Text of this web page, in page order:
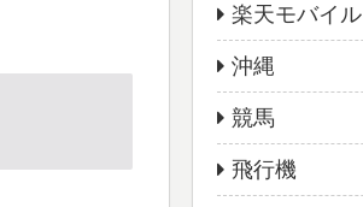
楽天モバイル
沖縄
競馬
飛行機